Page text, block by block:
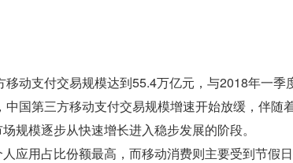
移动支付交易规模达到55.4万亿元，与2018年一
中国第三方移动支付交易规模增速开始放缓，伴
规模逐步从快速增长进入稳步发展的阶段。
应用占比份额最高，而移动消费则主要受到节假